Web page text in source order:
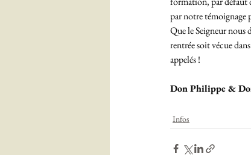
par notre témoignage
Que le Seigneur nous
rentrée soit vécue
appelés !
Don Philippe &
Infos